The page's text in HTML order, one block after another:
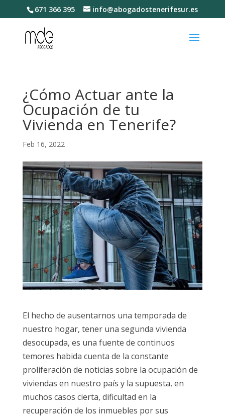
671 366 395 info@abogadostenerifesur.es
¿Cómo Actuar ante la
Ocupación de tu
Vivienda en Tenerife?
Feb 16, 2022
El hecho de ausentarnos una temporada de
nuestro hogar, tener una segunda vivienda
desocupada, es una fuente de continuos
temores habida cuenta de la constante
proliferación de noticias sobre la ocupación de
viviendas en nuestro país y la supuesta, en
muchos casos cierta, dificultad en la
recuperación de los inmuebles por sus